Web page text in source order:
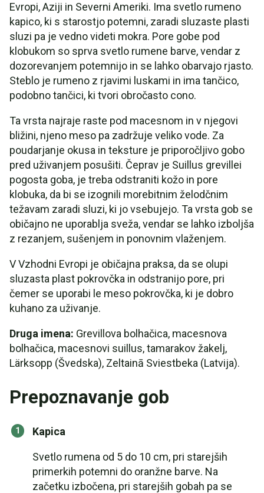
Evropi, Aziji in Severni Ameriki. Ima svetlo rumeno
kapico, ki s starostjo potemni, zaradi sluzaste plasti
sluzi pa je vedno videti mokra. Pore gobe pod
klobukom so sprva svetlo rumene barve, vendar z
dozorevanjem potemnijo in se lahko obarvajo rjasto.
Steblo je rumeno z rjavimi luskami in ima tančico,
podobno tančici, ki tvori obročasto cono.
Ta vrsta najraje raste pod macesnom in v njegovi
bližini, njeno meso pa zadržuje veliko vode. Za
poudarjanje okusa in teksture je priporočljivo gobo
pred uživanjem posušiti. Čeprav je Suillus grevillei
pogosta goba, je treba odstraniti kožo in pore
klobuka, da bi se izognili morebitnim želodčnim
težavam zaradi sluzi, ki jo vsebujejo. Ta vrsta gob se
običajno ne uporablja sveža, vendar se lahko izboljša
z rezanjem, sušenjem in ponovnim vlaženjem.
V Vzhodni Evropi je običajna praksa, da se olupi
sluzasta plast pokrovčka in odstranijo pore, pri
čemer se uporabi le meso pokrovčka, ki je dobro
kuhano za uživanje.
Druga imena: Grevillova bolhačica, macesnova
bolhačica, macesnovi suillus, tamarakov žakelj,
Lärksopp (Švedska), Zeltainā Sviestbeka (Latvija).
Prepoznavanje gob
Kapica
Svetlo rumena od 5 do 10 cm, pri starejših
primerkih potemni do oranžne barve. Na
začetku izbočena, pri starejših gobah pa se